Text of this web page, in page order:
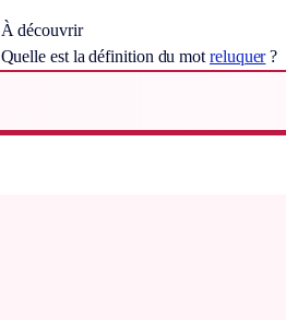
À découvrir
Quelle est la définition du mot reluquer?